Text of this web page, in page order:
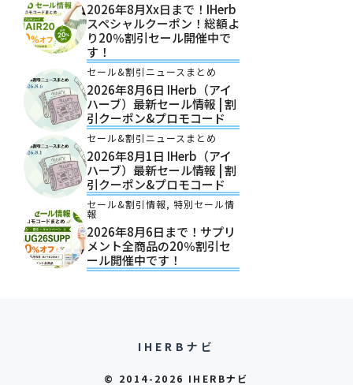
2026年8月xx日まで！iHerb
スペシャルクーポン！総額よ
り20％割引セール開催中で
す！
セール&割引ニュースまとめ
2026年8月6日 IHerb（アイ
ハーブ）最新セール情報 | 割
引クーポン&プロモコード
セール&割引ニュースまとめ
2026年8月1日 IHerb（アイ
ハーブ）最新セール情報 | 割
引クーポン&プロモコード
セール&割引情報, 特別セール情
報
2026年8月6日まで！サプリ
メント全商品の20％割引セ
ール開催中です！
IHERBナビ
© 2014-2026 IHERBナビ